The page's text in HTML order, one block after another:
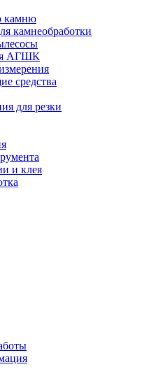
камню
камнеобработки
АГШК
средства
для резки
и клея